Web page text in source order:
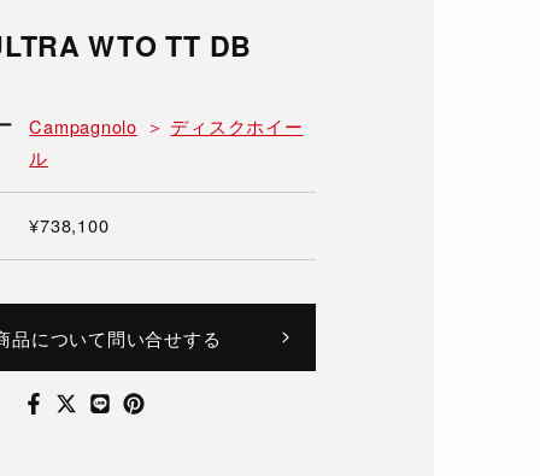
WTO TT DB
Campagnolo
ディスクホイー
ル
¥738,100
品について問い合せする